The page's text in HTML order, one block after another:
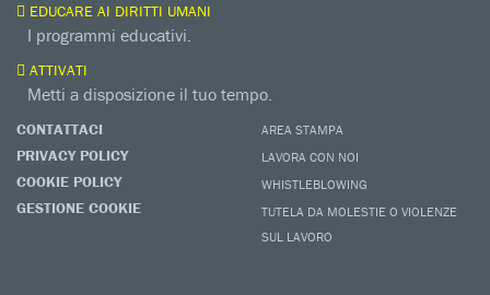
EDUCARE AI DIRITTI UMANI
I programmi educativi.
ATTIVATI
Metti a disposizione il tuo tempo.
CONTATTACI
PRIVACY POLICY
COOKIE POLICY
GESTIONE COOKIE
AREA STAMPA
LAVORA CON NOI
WHISTLEBLOWING
TUTELA DA MOLESTIE O VIOLENZE
SUL LAVORO